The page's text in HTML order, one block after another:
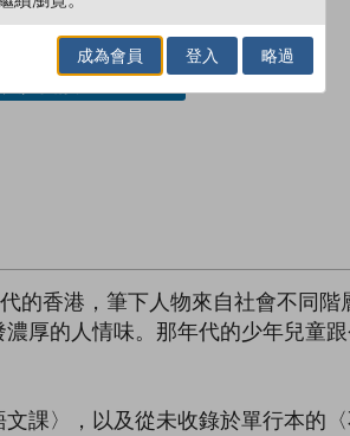
的香港，筆下人物來自社會不同
厚的人情味。那年代的少年兒童
課〉，以及從未收錄於單行本的
成為會員 登入 略過